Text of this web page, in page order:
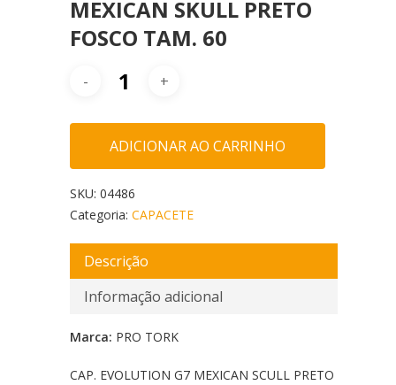
MEXICAN SKULL PRETO
FOSCO TAM. 60
ADICIONAR AO CARRINHO
SKU: 04486
Categoria: CAPACETE
Descrição
Informação adicional
Marca: PRO TORK
CAP. EVOLUTION G7 MEXICAN SCULL PRETO